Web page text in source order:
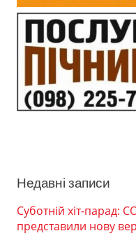
Недавні записи
Суботній хіт-парад:
представили нову